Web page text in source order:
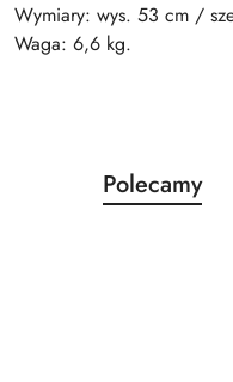
Wymiary: wys. 53 cm /
Waga: 6,6 kg.
Pomiń karuzelę
Produkty
o
Polecamy